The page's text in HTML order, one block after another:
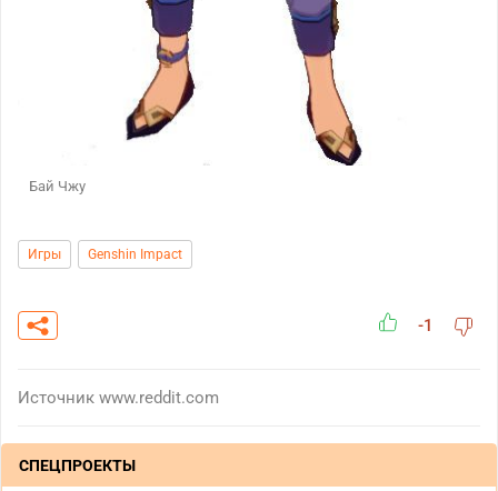
Бай Чжу
Игры Genshin Impact
-1
Источник www.reddit.com
СПЕЦПРОЕКТЫ